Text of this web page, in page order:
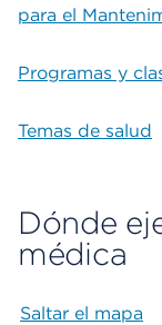
para el
Programas y
Temas de salud
Dónde
médica
Saltar el mapa